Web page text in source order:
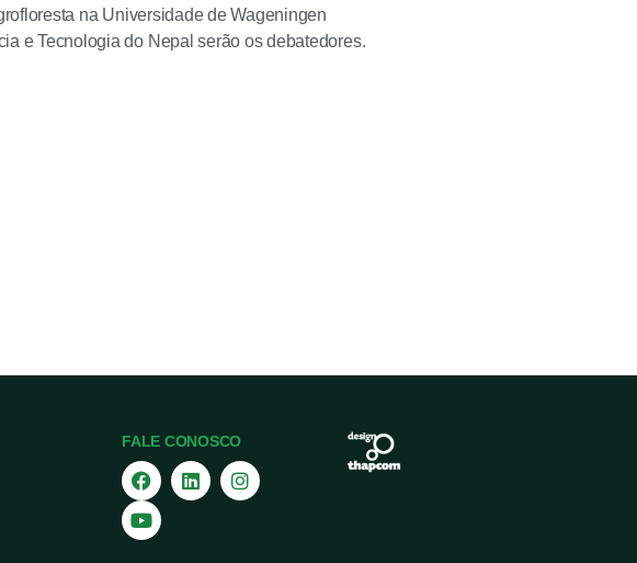
na Universidade de Wageningen
e Tecnologia do Nepal serão os debatedores.
FALE CONOSCO